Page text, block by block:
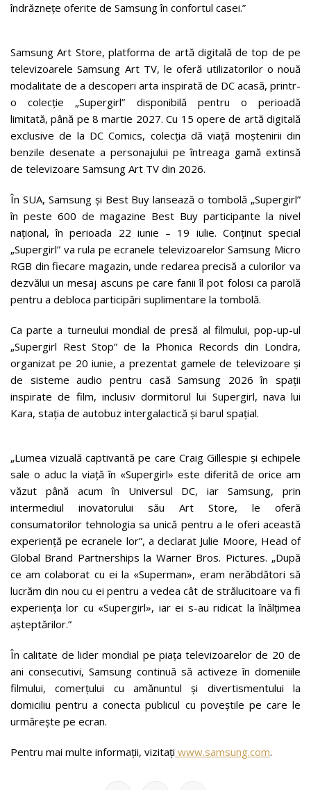
îndrăznețe oferite de Samsung în confortul casei.”
Samsung Art Store, platforma de artă digitală de top de pe
televizoarele Samsung Art TV, le oferă utilizatorilor o nouă
modalitate de a descoperi arta inspirată de DC acasă, printr-
o colecție „Supergirl” disponibilă pentru o perioadă
limitată, până pe 8 martie 2027. Cu 15 opere de artă digitală
exclusive de la DC Comics, colecția dă viață moștenirii din
benzile desenate a personajului pe întreaga gamă extinsă
de televizoare Samsung Art TV din 2026.
În SUA, Samsung și Best Buy lansează o tombolă „Supergirl”
în peste 600 de magazine Best Buy participante la nivel
național, în perioada 22 iunie – 19 iulie. Conținut special
„Supergirl” va rula pe ecranele televizoarelor Samsung Micro
RGB din fiecare magazin, unde redarea precisă a culorilor va
dezvălui un mesaj ascuns pe care fanii îl pot folosi ca parolă
pentru a debloca participări suplimentare la tombolă.
Ca parte a turneului mondial de presă al filmului, pop-up-ul
„Supergirl Rest Stop” de la Phonica Records din Londra,
organizat pe 20 iunie, a prezentat gamele de televizoare și
de sisteme audio pentru casă Samsung 2026 în spații
inspirate de film, inclusiv dormitorul lui Supergirl, nava lui
Kara, stația de autobuz intergalactică și barul spațial.
„Lumea vizuală captivantă pe care Craig Gillespie și echipele
sale o aduc la viață în «Supergirl» este diferită de orice am
văzut până acum în Universul DC, iar Samsung, prin
intermediul inovatorului său Art Store, le oferă
consumatorilor tehnologia sa unică pentru a le oferi această
experiență pe ecranele lor”, a declarat Julie Moore, Head of
Global Brand Partnerships la Warner Bros. Pictures. „După
ce am colaborat cu ei la «Superman», eram nerăbdători să
lucrăm din nou cu ei pentru a vedea cât de strălucitoare va fi
experiența lor cu «Supergirl», iar ei s-au ridicat la înălțimea
așteptărilor.”
În calitate de lider mondial pe piața televizoarelor de 20 de
ani consecutivi, Samsung continuă să activeze în domeniile
filmului, comerțului cu amănuntul și divertismentului la
domiciliu pentru a conecta publicul cu poveștile pe care le
urmărește pe ecran.
Pentru mai multe informații, vizitați www.samsung.com.